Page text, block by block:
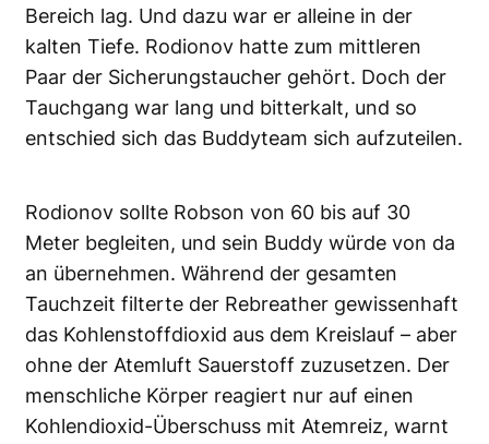
Bereich lag. Und dazu war er alleine in der
kalten Tiefe. Rodionov hatte zum mittleren
Paar der Sicherungstaucher gehört. Doch der
Tauchgang war lang und bitterkalt, und so
entschied sich das Buddyteam sich aufzuteilen.
Rodionov sollte Robson von 60 bis auf 30
Meter begleiten, und sein Buddy würde von da
an übernehmen. Während der gesamten
Tauchzeit filterte der Rebreather gewissenhaft
das Kohlenstoffdioxid aus dem Kreislauf – aber
ohne der Atemluft Sauerstoff zuzusetzen. Der
menschliche Körper reagiert nur auf einen
Kohlendioxid-Überschuss mit Atemreiz, warnt